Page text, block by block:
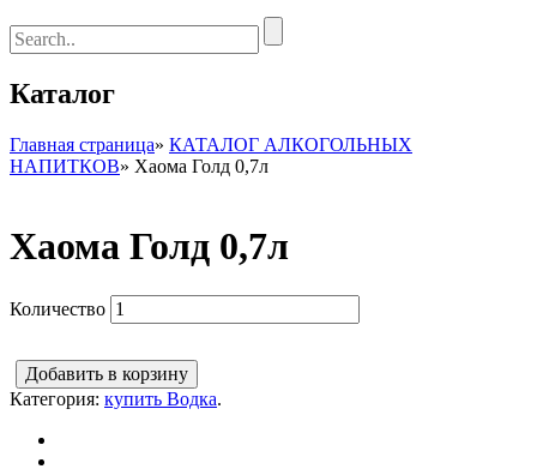
Каталог
Главная страница» КАТАЛОГ АЛКОГОЛЬНЫХ
НАПИТКОВ» Хаома Голд 0,7л
Хаома Голд 0,7л
Количество
Добавить в корзину
Категория: купить Водка.